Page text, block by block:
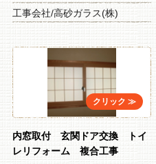
工事会社/高砂ガラス(株)
内窓取付 玄関ドア交換 トイ
レリフォーム 複合工事